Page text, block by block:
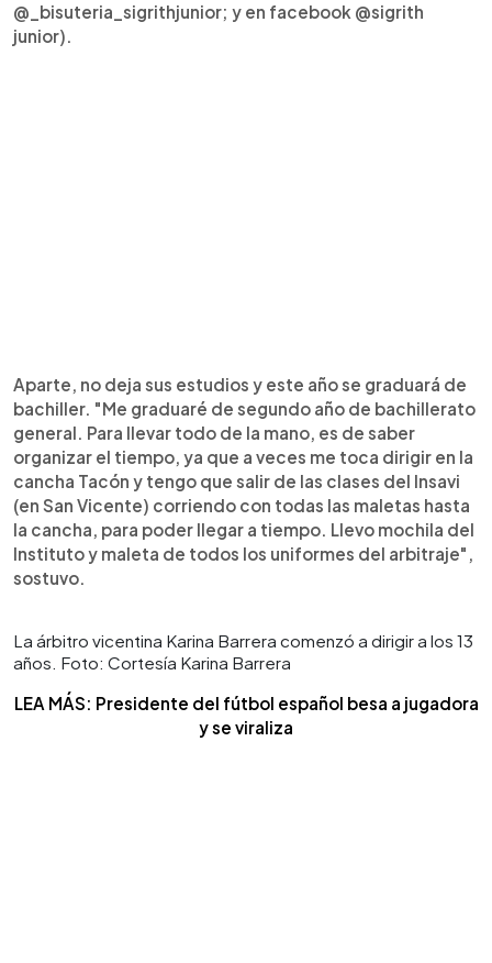
@_bisuteria_sigrithjunior; y en facebook @sigrith
junior).
Aparte, no deja sus estudios y este año se graduará de
bachiller. "Me graduaré de segundo año de bachillerato
general. Para llevar todo de la mano, es de saber
organizar el tiempo, ya que a veces me toca dirigir en la
cancha Tacón y tengo que salir de las clases del Insavi
(en San Vicente) corriendo con todas las maletas hasta
la cancha, para poder llegar a tiempo. Llevo mochila del
Instituto y maleta de todos los uniformes del arbitraje",
sostuvo.
La árbitro vicentina Karina Barrera comenzó a dirigir a los 13
años. Foto: Cortesía Karina Barrera
LEA MÁS: Presidente del fútbol español besa a jugadora
y se viraliza